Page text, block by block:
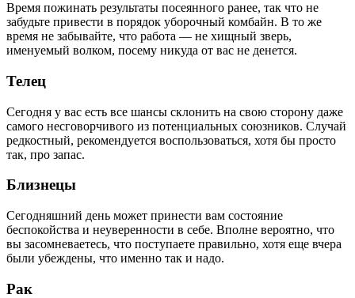
Время пожинать результаты посеянного ранее, так что не
забудьте привести в порядок уборочный комбайн. В то же
время не забывайте, что работа — не хищный зверь,
именуемый волком, посему никуда от вас не денется.
Телец
Сегодня у вас есть все шансы склонить на свою сторону даже
самого несговорчивого из потенциальных союзников. Случай
редкостный, рекомендуется воспользоваться, хотя бы просто
так, про запас.
Близнецы
Сегодняшний день может принести вам состояние
беспокойства и неуверенности в себе. Вполне вероятно, что
вы засомневаетесь, что поступаете правильно, хотя еще вчера
были убеждены, что именно так и надо.
Рак